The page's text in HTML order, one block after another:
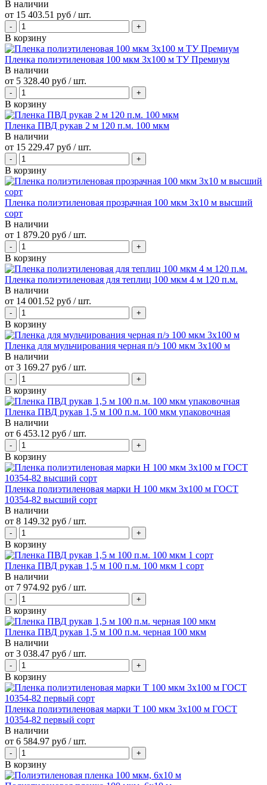
В наличии
от 15 403.51 руб / шт.
В корзину
Пленка полиэтиленовая 100 мкм 3х100 м ТУ Премиум
В наличии
от 5 328.40 руб / шт.
В корзину
Пленка ПВД рукав 2 м 120 п.м. 100 мкм
В наличии
от 15 229.47 руб / шт.
В корзину
Пленка полиэтиленовая прозрачная 100 мкм 3х10 м высший
сорт
В наличии
от 1 879.20 руб / шт.
В корзину
Пленка полиэтиленовая для теплиц 100 мкм 4 м 120 п.м.
В наличии
от 14 001.52 руб / шт.
В корзину
Пленка для мульчирования черная п/э 100 мкм 3х100 м
В наличии
от 3 169.27 руб / шт.
В корзину
Пленка ПВД рукав 1,5 м 100 п.м. 100 мкм упаковочная
В наличии
от 6 453.12 руб / шт.
В корзину
Пленка полиэтиленовая марки Н 100 мкм 3х100 м ГОСТ
10354-82 высший сорт
В наличии
от 8 149.32 руб / шт.
В корзину
Пленка ПВД рукав 1,5 м 100 п.м. 100 мкм 1 сорт
В наличии
от 7 974.92 руб / шт.
В корзину
Пленка ПВД рукав 1,5 м 100 п.м. черная 100 мкм
В наличии
от 3 038.47 руб / шт.
В корзину
Пленка полиэтиленовая марки Т 100 мкм 3х100 м ГОСТ
10354-82 первый сорт
В наличии
от 6 584.97 руб / шт.
В корзину